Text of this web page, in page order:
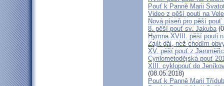
Pouť k Panně Marii
Video z pěší pouti na
Nová píseň pro pěší
8. pěší pouť sv. Jakuba
Hymna XVIII. pěší pouti
Zajít dál, než chodím
XV. pěší pouť z
Cyrilometodějská pouť
XIII. cyklopouť do
(08.05.2018)
Pouť k Panně Marii